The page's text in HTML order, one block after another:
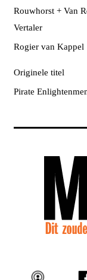
Rouwhorst + Van
Vertaler
Rogier van Kappel
Originele titel
Pirate